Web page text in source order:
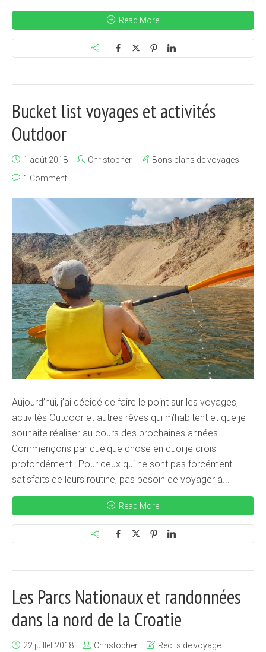
Read More
Bucket list voyages et activités
Outdoor
1 août 2018 Christopher
Bons plans de voyages
1 Comment
Aujourd’hui, j’ai décidé de faire le point sur les voyages,
activités Outdoor et autres rêves qui m’habitent et que je
souhaite réaliser au cours des prochaines années !
Commençons par quelque chose en quoi je crois
profondément : Pour ceux qui ne sont pas forcément
satisfaits de leurs routine, pas besoin de voyager à...
Read More
Les Parcs Nationaux et randonnées
dans la nord de la Croatie
22 juillet 2018 Christopher Récits de voyage